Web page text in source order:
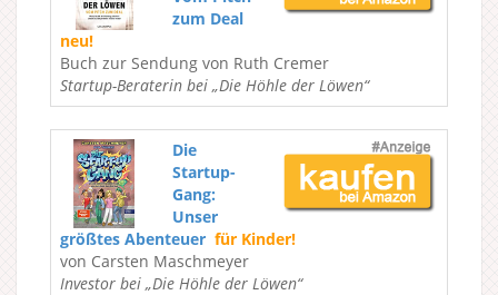
zum Deal
neu!
Buch zur Sendung von Ruth Cremer
Startup-Beraterin bei „Die Höhle der Löwen“
Die
Startup-
Gang:
Unser
größtes Abenteuer für Kinder!
von Carsten Maschmeyer
Investor bei „Die Höhle der Löwen“